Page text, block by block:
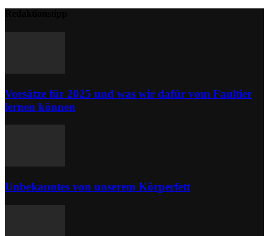
Vorsätze für 2025 und was wir dafür vom Faultier
lernen können
Unbekanntes von unserem Körperfett